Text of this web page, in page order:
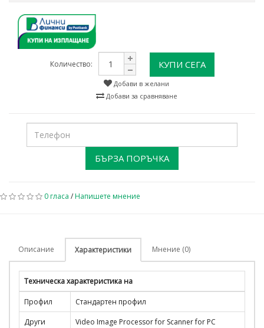
Количество: КУПИ СЕГА
Добави в желани
Добави за сравняване
БЪРЗА ПОРЪЧКА
0 гласа /Напишете мнение
Описание Характеристики Мнение (0)
Техническа характеристика на
Профил
Стандартен профил
Други
Video Image Processor for Scanner for PC